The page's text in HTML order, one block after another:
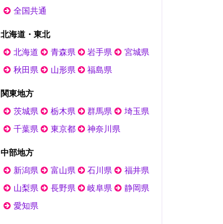
全国共通
北海道・東北
北海道
青森県 岩手県
宮城県
秋田県
山形県 福島県
関東地方
茨城県
栃木県 群馬県
埼玉県
千葉県
東京都 神奈川県
中部地方
新潟県
富山県 石川県
福井県
山梨県
長野県 岐阜県
静岡県
愛知県